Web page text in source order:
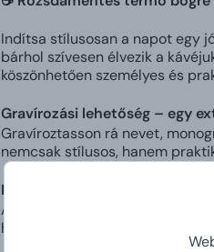
Indítsa stílusosan a napot egy
bárhol szívesen élvezik a
köszönhetően személyes és
Gravírozási lehetőség – egy
Gravíroztasson rá nevet,
nemcsak stílusos, hanem
Rozsdamentes acél – erős és
A bögre prémium minőségű
használatnak. A hagyományos